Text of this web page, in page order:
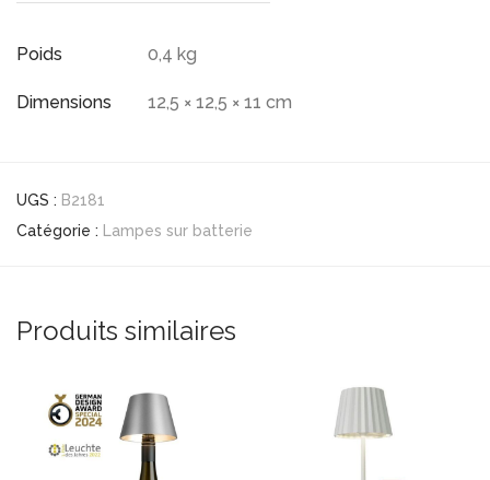
Poids 0,4 kg
Dimensions 12,5 × 12,5 × 11 cm
UGS : B2181
Catégorie :
Lampes sur batterie
Produits similaires